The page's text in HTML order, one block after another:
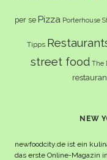
per se Pizza Porterhouse
Tipps
street food The
NEW
newfoodcity.de ist ein
das erste Online-Magazin